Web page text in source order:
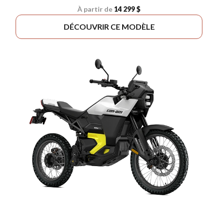
À partir de 14 299 $
DÉCOUVRIR CE MODÈLE